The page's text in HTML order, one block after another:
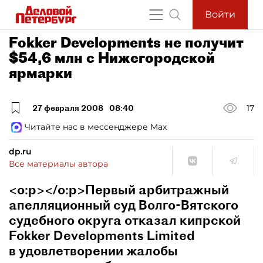
Войти
Fokker Developments не получит
$54,6 млн c Нижегородской
ярмарки
27 февраля 2008 08:40
17
Читайте нас в мессенджере Max
dp.ru
Все материалы автора
<o:p></o:p>Первый арбитражный
апелляционный суд Волго-Вятского
судебного округа отказал кипрской
Fokker Developments Limited
в удовлетворении жалобы